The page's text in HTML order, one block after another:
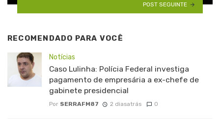
POST SEGUINTE
RECOMENDADO PARA VOCÊ
Notícias
Caso Lulinha: Polícia Federal investiga
pagamento de empresária a ex-chefe de
gabinete presidencial
Por SERRAFM87 2 diasatrás 0